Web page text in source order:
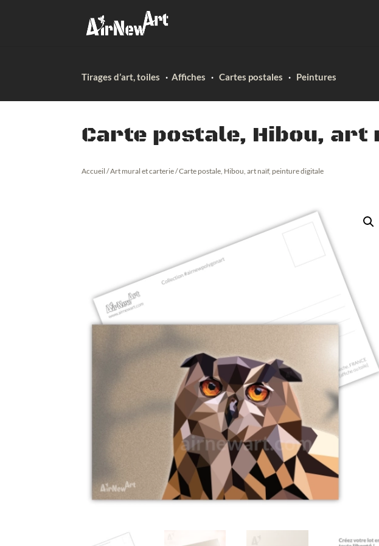
Tirages d’art, toiles ·Affiches ·Cartes postales · Peintures
Carte postale, Hibou,
Accueil /Art mural et carterie/ Carte postale, Hibou, art naïf, peinture digitale